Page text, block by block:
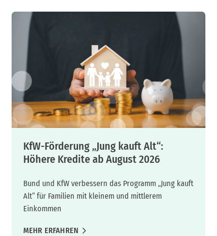
KfW-Förderung „Jung kauft Alt“:
Höhere Kredite ab August 2026
Bund und KfW verbessern das Programm „Jung kauft
Alt“ für Familien mit kleinem und mittlerem
Einkommen
MEHR ERFAHREN